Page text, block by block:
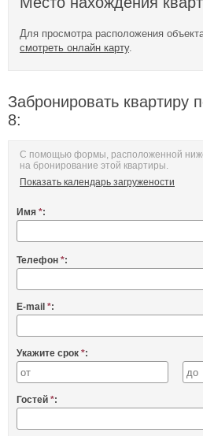
Для просмотра расположения
смотреть онлайн карту.
Забронировать квартиру
8:
С помощью формы, расположенной
на бронирование этой квартиры.
Показать календарь загружености
Имя *:
Телефон *:
E-mail *:
Укажите срок *:
Гостей *: